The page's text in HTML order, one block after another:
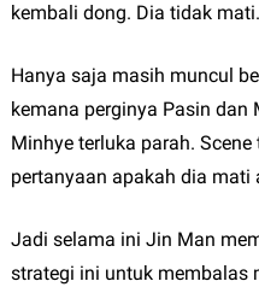
kembali dong. Dia tidak mati.
Hanya saja masih muncul
kemana perginya Pasin dan
Minhye terluka parah.
pertanyaan apakah dia mati
Jadi selama ini Jin Man
strategi ini untuk membalas